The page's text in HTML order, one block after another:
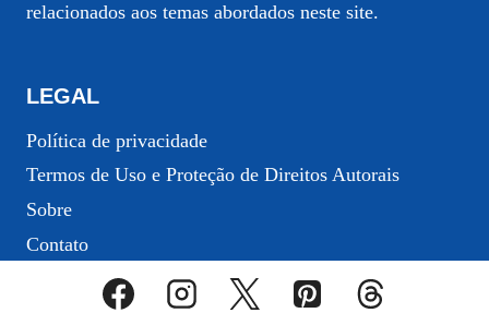
relacionados aos temas abordados neste site.
LEGAL
Política de privacidade
Termos de Uso e Proteção de Direitos Autorais
Sobre
Contato